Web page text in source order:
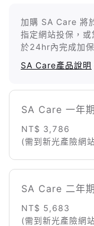
加購 SA Care 將
指定網站投保，
於24hr內完成加
SA Care產品說明
SA Care 一年期
NT$ 3,786
(需到新光產險網
SA Care 二年期
NT$ 5,683
(需到新光產險網